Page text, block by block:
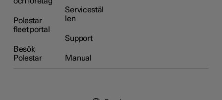
Polestar
fleet portal
Besök
Polestar
Servicestäl
len
Support
Manual